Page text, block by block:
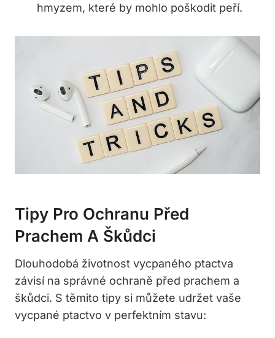
hmyzem, které by mohlo poškodit peří.
Tipy Pro Ochranu Před
Prachem A Škůdci
Dlouhodobá životnost vycpaného ptactva
závisí na správné ochraně před prachem a
škůdci. S těmito tipy si můžete udržet vaše
vycpané ptactvo v perfektním stavu: